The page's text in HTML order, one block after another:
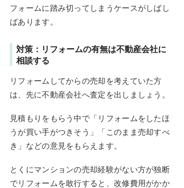
フォームに踏み切ってしまうケースがしばし
ばあります。
対策：リフォームの有無は不動産会社に
相談する
リフォームしてからの売却を考えていた方
は、先に不動産会社へ査定を出しましょう。
見積もりをもらう中で「リフォームをしたほ
うが買い手がつきそう」「このまま売却すべ
き」などの意見をもらえます。
とくにマンションの売却経験がない方が独断
でリフォームを敢行すると、改修費用がかか